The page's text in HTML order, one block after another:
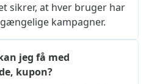
sikrer, at hver bruger har
kampagner.
jeg få med
kupon?